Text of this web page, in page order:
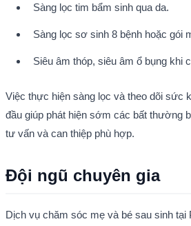
Sàng lọc tim bẩm sinh qua da.
Sàng lọc sơ sinh 8 bệnh hoặc gói
Siêu âm thóp, siêu âm ổ bụng khi
Việc thực hiện sàng lọc và theo dõi sức
đầu giúp phát hiện sớm các bất thường
tư vấn và can thiệp phù hợp.
Đội ngũ chuyên gia
Dịch vụ chăm sóc mẹ và bé sau sinh